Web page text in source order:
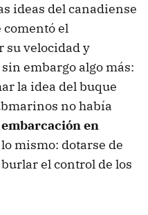
ideas del canadiense
comentó el
su velocidad y
embargo algo más:
la idea del buque
no había
embarcación en
mismo: dotarse de
el control de los